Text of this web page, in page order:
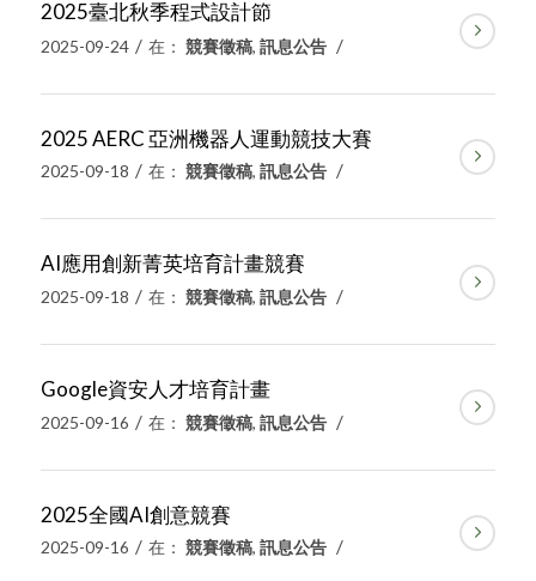
2025臺北秋季程式設計節
2025-09-24 / 在： 競賽徵稿, 訊息公告 /
2025 AERC 亞洲機器人運動競技大賽
2025-09-18 / 在： 競賽徵稿, 訊息公告 /
AI應用創新菁英培育計畫競賽
2025-09-18 / 在： 競賽徵稿, 訊息公告 /
Google資安人才培育計畫
2025-09-16 / 在： 競賽徵稿, 訊息公告 /
2025全國AI創意競賽
2025-09-16 / 在： 競賽徵稿, 訊息公告 /